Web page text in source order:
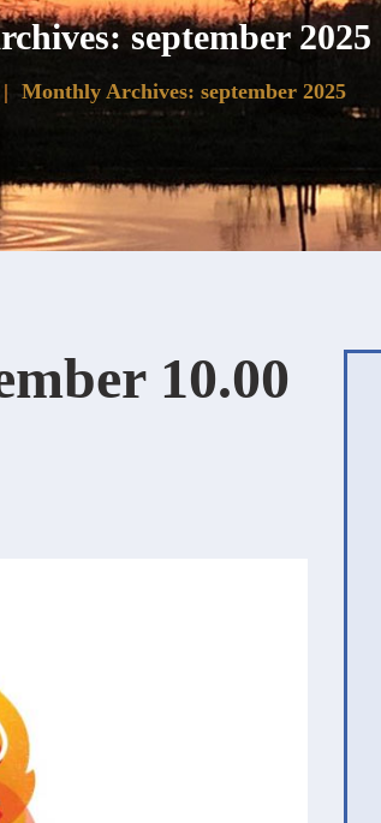
september 2025
Monthly Archives: september 2025
10.00